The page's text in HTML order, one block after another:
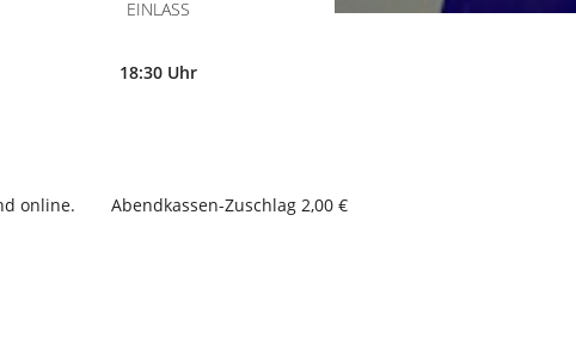
EINLASS
18:30 Uhr
online. Abendkassen-Zuschlag 2,00 €